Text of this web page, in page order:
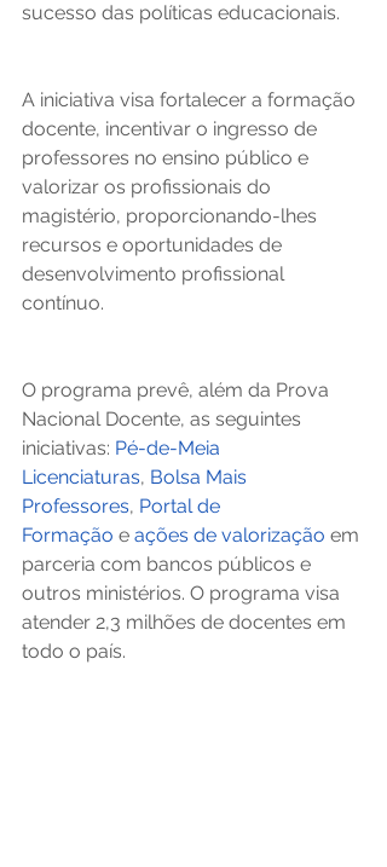
sucesso das políticas educacionais.
A iniciativa visa fortalecer a formação
docente, incentivar o ingresso de
professores no ensino público e
valorizar os profissionais do
magistério, proporcionando-lhes
recursos e oportunidades de
desenvolvimento profissional
contínuo.
O programa prevê, além da Prova
Nacional Docente, as seguintes
iniciativas: Pé-de-Meia
Licenciaturas, Bolsa Mais
Professores, Portal de
Formação e ações de valorização em
parceria com bancos públicos e
outros ministérios. O programa visa
atender 2,3 milhões de docentes em
todo o país.